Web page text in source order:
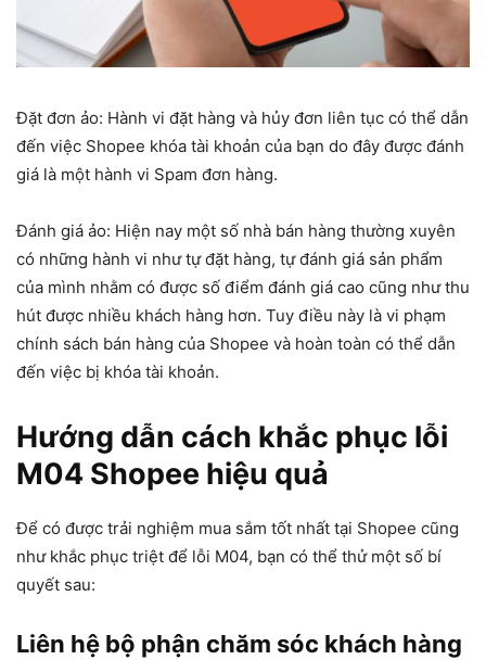
Đặt đơn ảo: Hành vi đặt hàng và hủy đơn liên tục có thể dẫn
đến việc Shopee khóa tài khoản của bạn do đây được đánh
giá là một hành vi Spam đơn hàng.
Đánh giá ảo: Hiện nay một số nhà bán hàng thường xuyên
có những hành vi như tự đặt hàng, tự đánh giá sản phẩm
của mình nhằm có được số điểm đánh giá cao cũng như thu
hút được nhiều khách hàng hơn. Tuy điều này là vi phạm
chính sách bán hàng của Shopee và hoàn toàn có thể dẫn
đến việc bị khóa tài khoản.
Hướng dẫn cách khắc phục lỗi
M04 Shopee hiệu quả
Để có được trải nghiệm mua sắm tốt nhất tại Shopee cũng
như khắc phục triệt để lỗi M04, bạn có thể thử một số bí
quyết sau:
Liên hệ bộ phận chăm sóc khách hàng